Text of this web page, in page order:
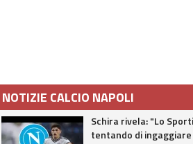
NOTIZIE CALCIO NAPOLI
Schira rivela: "Lo
tentando di ingaggiare